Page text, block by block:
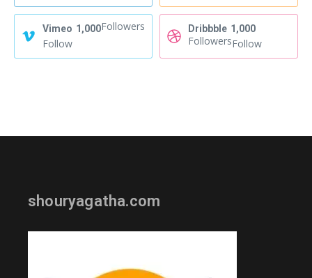
Vimeo 1,000Followers
Follow
Dribbble 1,000
FollowersFollow
shouryagatha.com